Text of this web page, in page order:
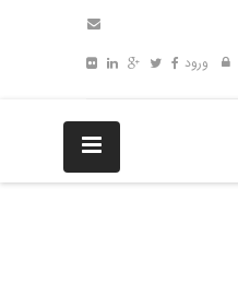
ورود